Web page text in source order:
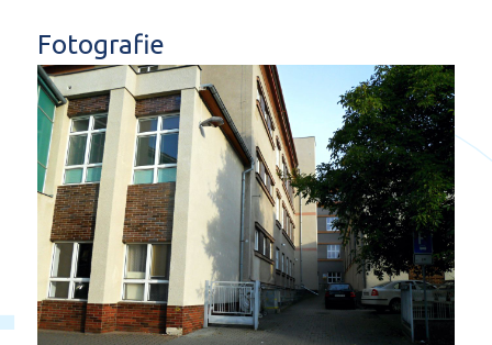
Fotografie